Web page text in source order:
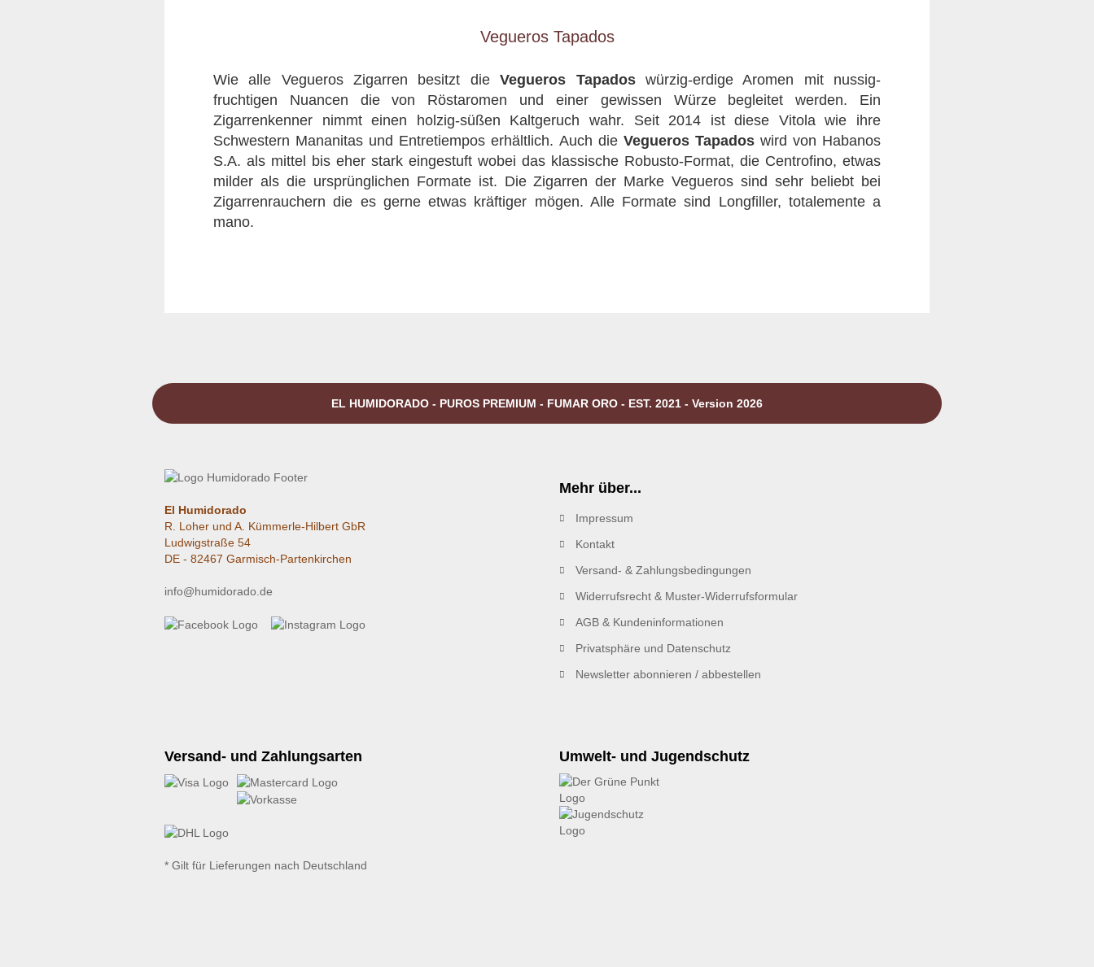
Vegueros Tapados
Wie alle Vegueros Zigarren besitzt dieVegueros Tapadoswürzig-erdige Aromen mit nussig-
fruchtigen Nuancen die von Röstaromen und einer gewissen Würze begleitet werden. Ein
Zigarrenkenner nimmt einen holzig-süßen Kaltgeruch wahr. Seit 2014 ist diese Vitola wie ihre
Schwestern Mananitas und Entretiempos erhältlich. Auch die Vegueros Tapados wird von Habanos
S.A. als mittel bis eher stark eingestuft wobei das klassische Robusto-Format, die Centrofino, etwas
milder als die ursprünglichen Formate ist. Die Zigarren der Marke Vegueros sind sehr beliebt bei
Zigarrenrauchern die es gerne etwas kräftiger mögen. Alle Formate sind Longfiller, totalemente a
mano.
EL HUMIDORADO - PUROS PREMIUM - FUMAR ORO - EST. 2021 - Version 2026
El Humidorado
R. Loher und A. Kümmerle-Hilbert GbR
Ludwigstraße 54
DE - 82467 Garmisch-Partenkirchen
info@humidorado.de
Mehr über...
Impressum
Kontakt
Versand- & Zahlungsbedingungen
Widerrufsrecht & Muster-Widerrufsformular
AGB & Kundeninformationen
Privatsphäre und Datenschutz
Newsletter abonnieren / abbestellen
Versand- und Zahlungsarten
* Gilt für Lieferungen nach Deutschland
Umwelt- und Jugendschutz